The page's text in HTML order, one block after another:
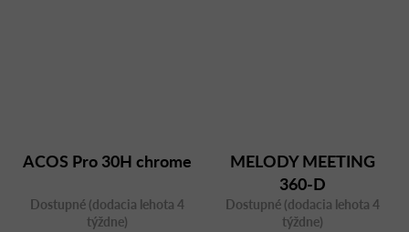
ACOS Pro 30H chrome
Dostupné (dodacia lehota 4
týždne)
MELODY MEETING
360-D
Dostupné (dodacia lehota 4
týždne)